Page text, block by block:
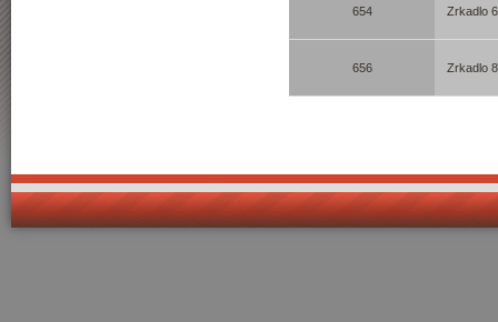
654 Zrkadlo
656 Zrkadlo